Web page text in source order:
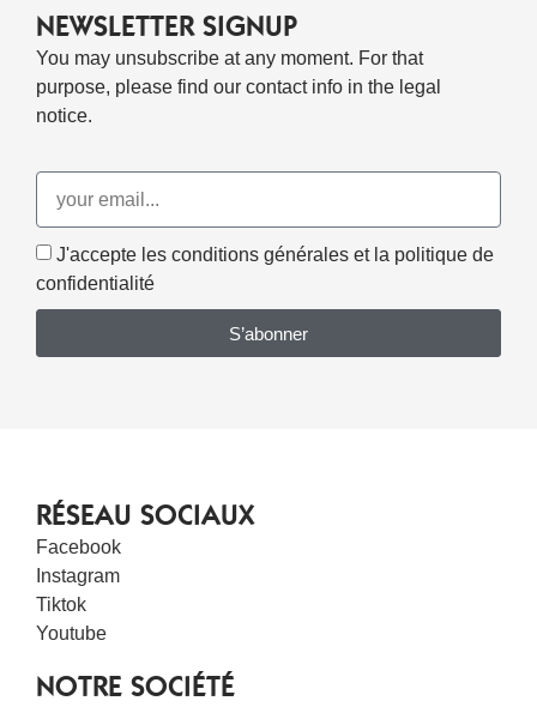
NEWSLETTER SIGNUP
You may unsubscribe at any moment. For that
purpose, please find our contact info in the legal
notice.
J'accepte les conditions générales et la politique de
confidentialité
S’abonner
RÉSEAU SOCIAUX
Facebook
Instagram
Tiktok
Youtube
NOTRE SOCIÉTÉ